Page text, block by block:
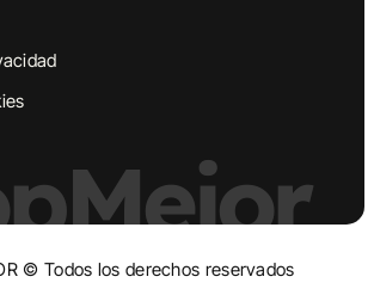
© Todos los derechos reservados